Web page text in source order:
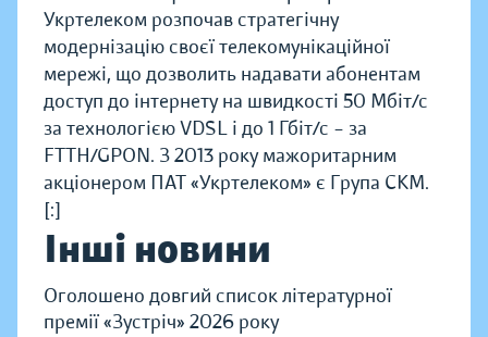
Укртелеком розпочав стратегічну
модернізацію своєї телекомунікаційної
мережі, що дозволить надавати абонентам
доступ до інтернету на швидкості 50 Мбіт/с
за технологією VDSL і до 1 Гбіт/с – за
FTTH/GPON. З 2013 року мажоритарним
акціонером ПАТ «Укртелеком» є Група СКМ.
[:]
Інші новини
Оголошено довгий список літературної
премії «Зустріч» 2026 року